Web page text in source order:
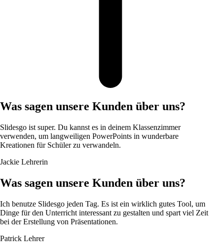
Was sagen unsere Kunden über uns?
Slidesgo ist super. Du kannst es in deinem Klassenzimmer
verwenden, um langweiligen PowerPoints in wunderbare
Kreationen für Schüler zu verwandeln.
Jackie Lehrerin
Was sagen unsere Kunden über uns?
Ich benutze Slidesgo jeden Tag. Es ist ein wirklich gutes Tool, um
Dinge für den Unterricht interessant zu gestalten und spart viel Zeit
bei der Erstellung von Präsentationen.
Patrick Lehrer